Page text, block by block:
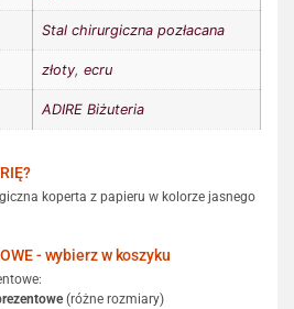
Stal chirurgiczna pozłacana
złoty, ecru
ADIRE Biżuteria
koperta z papieru w kolorze jasnego
- wybierz w koszyku
(różne rozmiary)